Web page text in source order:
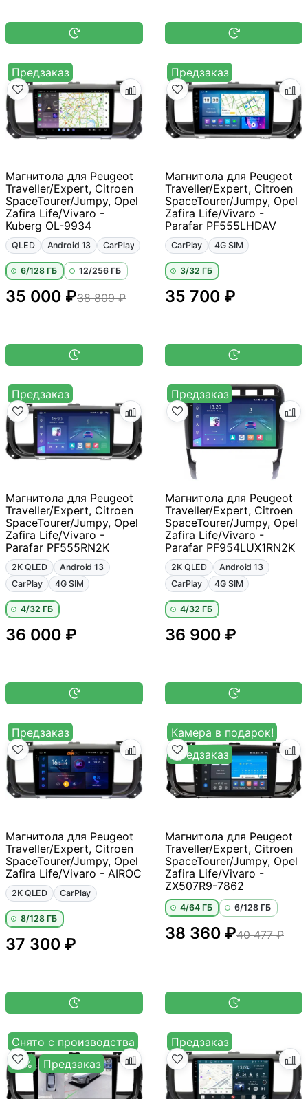
Предзаказ
Магнитола для Peugeot
Traveller/Expert, Citroen
SpaceTourer/Jumpy, Opel
Zafira Life/Vivaro -
Kuberg OL-9934
QLED Android 13 CarPlay
6/128 ГБ 12/256 ГБ
35 000 ₽38 809 ₽
Предзаказ
Магнитола для Peugeot
Traveller/Expert, Citroen
SpaceTourer/Jumpy, Opel
Zafira Life/Vivaro -
Parafar PF555LHDAV
CarPlay 4G SIM
3/32 ГБ
35 700 ₽
Предзаказ
Магнитола для Peugeot
Traveller/Expert, Citroen
SpaceTourer/Jumpy, Opel
Zafira Life/Vivaro -
Parafar PF555RN2K
2K QLED
Android 13
CarPlay
4G SIM
4/32 ГБ
36 000 ₽
Предзаказ
Магнитола для Peugeot
Traveller/Expert, Citroen
SpaceTourer/Jumpy, Opel
Zafira Life/Vivaro -
Parafar PF954LUX1RN2K
2K QLED
Android 13
CarPlay
4G SIM
4/32 ГБ
36 900 ₽
Предзаказ
Магнитола для Peugeot
Traveller/Expert, Citroen
SpaceTourer/Jumpy, Opel
Zafira Life/Vivaro - AIROC
2K QLED CarPlay
8/128 ГБ
37 300 ₽
Камера в подарок!
Предзаказ
Магнитола для Peugeot
Traveller/Expert, Citroen
SpaceTourer/Jumpy, Opel
Zafira Life/Vivaro -
ZX507R9-7862
4/64 ГБ 6/128 ГБ
38 360 ₽40 477 ₽
Снято с производства
-4%
Предзаказ
Предзаказ